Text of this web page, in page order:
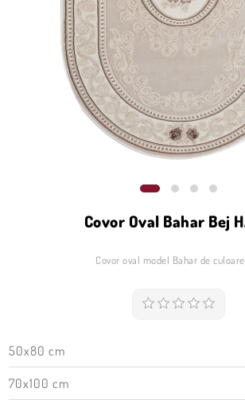
Covor Oval Bahar Bej
Covor oval model Bahar de
50x80 cm
70x100 cm